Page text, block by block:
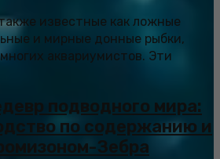
известные как ложные
и мирные донные рыбки,
аквариумистов. Эти
подводного мира:
по содержанию и
Зебра